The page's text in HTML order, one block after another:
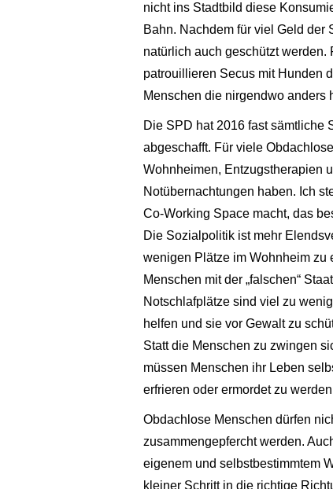
nicht ins Stadtbild diese
Bahn. Nachdem für viel Geld der
natürlich auch geschützt
patrouillieren Secus mit Hunden
Menschen die nirgendwo anders
Die SPD hat 2016 fast sämtliche
abgeschafft. Für viele
Wohnheimen, Entzugstherapien
Notübernachtungen haben. Ich
Co-Working Space macht, das
Die Sozialpolitik ist mehr
wenigen Plätze im Wohnheim zu
Menschen mit der „falschen“
Notschlafplätze sind viel zu
helfen und sie vor Gewalt zu
Statt die Menschen zu zwingen
müssen Menschen ihr Leben
erfrieren oder ermordet zu
Obdachlose Menschen dürfen
zusammengepfercht werden.
eigenem und selbstbestimmtem
kleiner Schritt in die richtige